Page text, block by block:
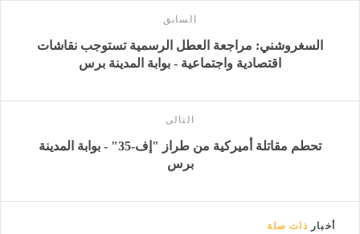
السابق
السغروشني: مراجعة العطل الرسمية تستوجب نقاشات
اقتصادية واجتماعية - بوابة المدينة برس
التالى
تحطم مقاتلة أميركية من طراز "إف-35" - بوابة المدينة
برس
أخبار ذات صلة